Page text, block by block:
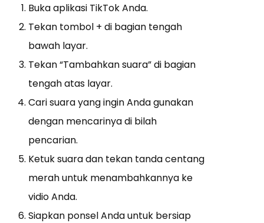
Buka aplikasi TikTok Anda.
Tekan tombol + di bagian tengah
bawah layar.
Tekan “Tambahkan suara” di bagian
tengah atas layar.
Cari suara yang ingin Anda gunakan
dengan mencarinya di bilah
pencarian.
Ketuk suara dan tekan tanda centang
merah untuk menambahkannya ke
vidio Anda.
Siapkan ponsel Anda untuk bersiap